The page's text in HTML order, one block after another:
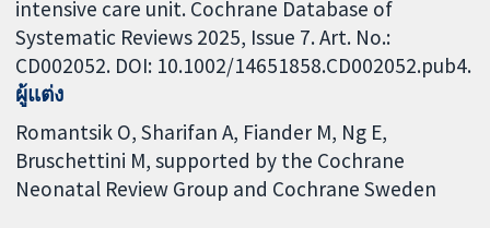
intensive care unit. Cochrane Database of
Systematic Reviews 2025, Issue 7. Art. No.:
CD002052. DOI: 10.1002/14651858.CD002052.pub4.
ผู้แต่ง
Romantsik O Sharifan A Fiander M Ng E
Bruschettini M supported by the Cochrane
Neonatal Review Group and Cochrane Sweden